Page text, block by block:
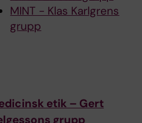
MINT - Klas Karlgrens
grupp
etik – Gert
grupp